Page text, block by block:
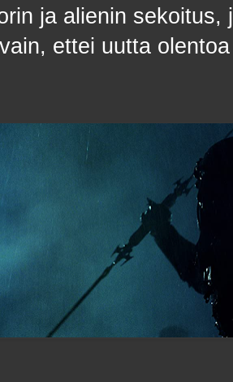
ja alienin
ettei uutta